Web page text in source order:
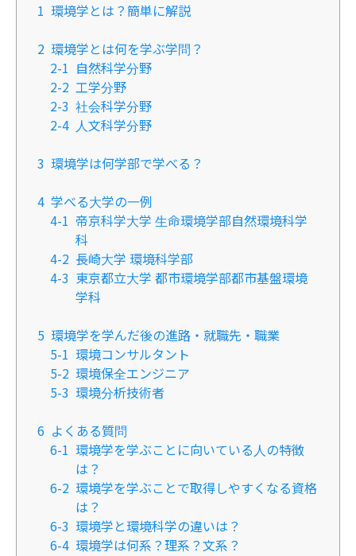
1 環境学とは？簡単に解説
2 環境学とは何を学ぶ学問？
2-1 自然科学分野
2-2 ​​工学分野
2-3 社会科学分野
2-4 人文科学分野
3 環境学は何学部で学べる？
4 学べる大学の一例
4-1 帝京科学大学 生命環境学部自然環境科学
科
4-2 長崎大学 環境科学部
4-3 東京都立大学 都市環境学部都市基盤環境
学科
5 環境学を学んだ後の進路・就職先・職業
5-1 環境コンサルタント
5-2 環境保全エンジニア
5-3 環境分析技術者
6 よくある質問
6-1 環境学を学ぶことに向いている人の特徴
は？
6-2 環境学を学ぶことで取得しやすくなる資格
は？
6-3 環境学と環境科学の違いは？
6-4 環境学は何系？理系？文系？